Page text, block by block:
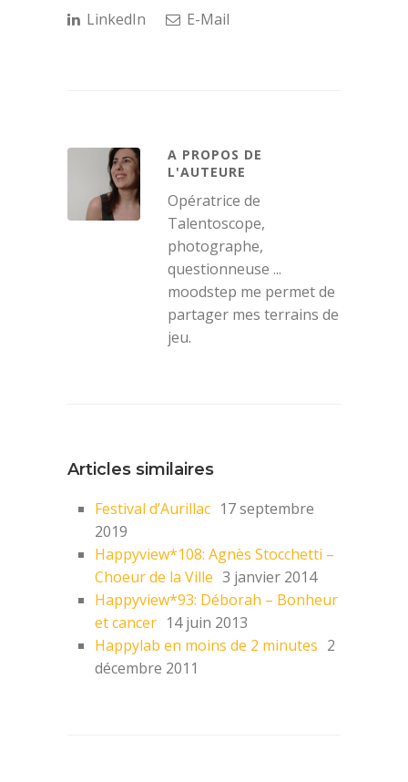
LinkedIn E-Mail
A PROPOS DE
L'AUTEURE
Opératrice de
Talentoscope,
photographe,
questionneuse ...
moodstep me permet de
partager mes terrains de
jeu.
Articles similaires
Festival d’Aurillac 17 septembre
2019
Happyview*108: Agnès Stocchetti –
Choeur de la Ville 3 janvier 2014
Happyview*93: Déborah – Bonheur
et cancer 14 juin 2013
Happylab en moins de 2 minutes 2
décembre 2011